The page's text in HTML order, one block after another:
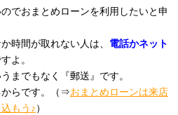
でおまとめローンを利用したいと申
時間が取れない人は、 電話かネット
よ。
までもなく『郵送』です。
からです。（⇒おまとめローンは来店
もう♪）